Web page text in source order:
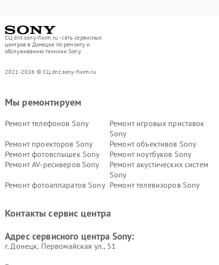
СЦ dnt.sony-fixim.ru - сеть сервисных
центров в Донецке по ремонту и
обслуживанию техники Sony
2021-2026 © СЦ dnt.sony-fixim.ru
Мы ремонтируем
Ремонт телефонов Sony
Ремонт игровых приставок
Sony
Ремонт проекторов Sony
Ремонт объективов Sony
Ремонт фотовспышек Sony
Ремонт ноутбуков Sony
Ремонт AV-ресиверов Sony
Ремонт акустических систем
Sony
Ремонт фотоаппаратов Sony Ремонт телевизоров Sony
Контакты сервис центра
Адрес сервисного центра Sony:
г. Донецк, Первомайская ул., 51